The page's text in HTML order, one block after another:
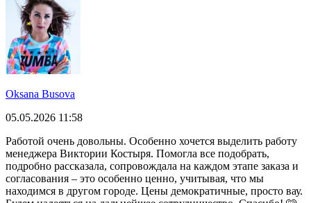
Oksana Busova
05.05.2026 11:58
Работой очень довольны. Особенно хочется выделить работу
менеджера Виктории Костыря. Помогла все подобрать,
подробно рассказала, сопровождала на каждом этапе заказа и
согласования – это особенно ценно, учитывая, что мы
находимся в другом городе. Цены демократичные, просто вау.